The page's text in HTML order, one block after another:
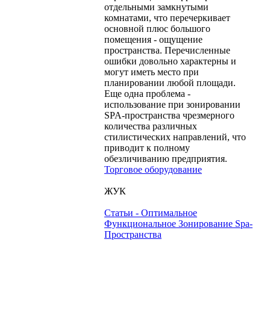
отдельными замкнутыми
комнатами, что перечеркивает
основной плюс большого
помещения - ощущение
пространства. Перечисленные
ошибки довольно характерны и
могут иметь место при
планировании любой площади.
Еще одна проблема -
использование при зонировании
SPA-пространства чрезмерного
количества различных
стилистических направлений, что
приводит к полному
обезличиванию предприятия.
Торговое оборудование
ЖУК
Статьи - Оптимальное
Функциональное Зонирование Spa-
Пространства